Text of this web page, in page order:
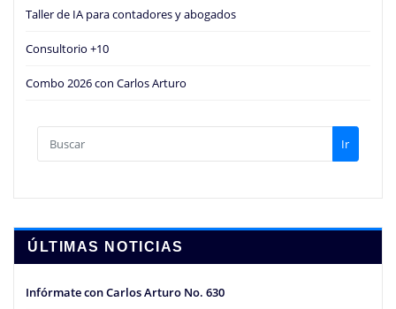
Taller de IA para contadores y abogados
Consultorio +10
Combo 2026 con Carlos Arturo
Ir
ÚLTIMAS NOTICIAS
Infórmate con Carlos Arturo No. 630